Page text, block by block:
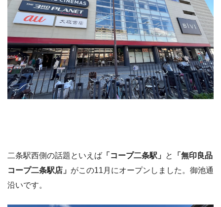
二条駅西側の話題といえば 「コープ二条駅」 と
「無印良品
コープ二条駅店」 がこの11月にオープンしました。御池通
沿いです。